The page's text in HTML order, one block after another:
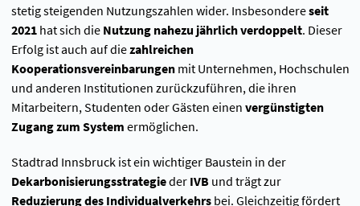
stetig steigenden Nutzungszahlen wider. Insbesondereseit
2021hat sich die Nutzung nahezu jährlich verdoppelt. Dieser
Erfolg ist auch auf diezahlreichen
Kooperationsvereinbarungenmit Unternehmen, Hochschulen
und anderen Institutionen zurückzuführen, die ihren
Mitarbeitern, Studenten oder Gästen einen vergünstigten
Zugang zum System ermöglichen.
Stadtrad Innsbruck ist ein wichtiger Baustein in der
Dekarbonisierungsstrategieder IVBund trägt zur
Reduzierung des Individualverkehrsbei. Gleichzeitig fördert